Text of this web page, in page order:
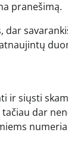
pranešimą.
ir siųsti
dar